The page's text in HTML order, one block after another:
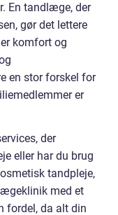
En tandlæge, der
gør det lettere
komfort og
en stor forskel for
er
der
eller har du brug
tandpleje,
med et
fordel, da alt din